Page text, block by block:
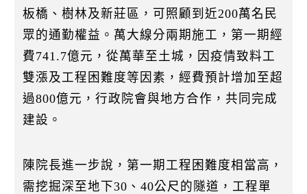
板橋、樹林及新莊區，可照顧到近200萬名民
眾的通勤權益。萬大線分兩期施工，第一期經
費741.7億元，從萬華至土城，因疫情致料工
雙漲及工程困難度等因素，經費預計增加至超
過800億元，行政院會與地方合作，共同完成
建設。
陳院長進一步說，第一期工程困難度相當高，
需挖掘深至地下30、40公尺的隧道，工程單